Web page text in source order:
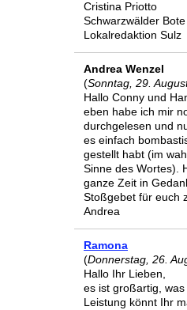
Cristina Priotto
Schwarzwälder Bote
Lokalredaktion Sulz
Andrea Wenzel
(Sonntag, 29.
Hallo Conny und
eben habe ich mir
durchgelesen und
es einfach
gestellt habt (im
Sinne des Wortes).
ganze Zeit in
Stoßgebet für euch
Andrea
Ramona
(Donnerstag, 26.
Hallo Ihr Lieben,
es ist großartig,
Leistung könnt Ihr